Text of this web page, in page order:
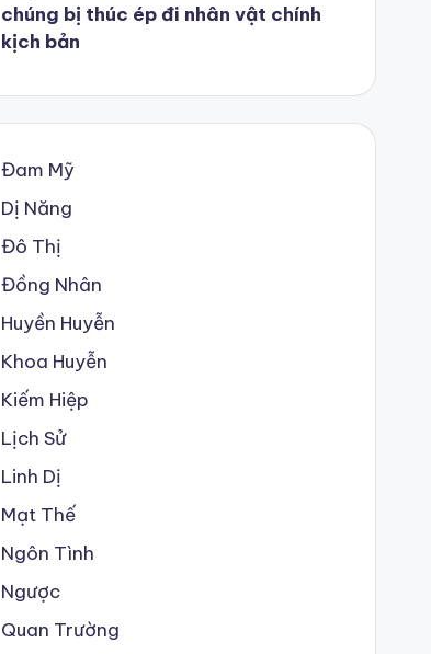
chúng bị thúc ép đi nhân vật chính
kịch bản
Đam Mỹ
Dị Năng
Đô Thị
Đồng Nhân
Huyền Huyễn
Khoa Huyễn
Kiếm Hiệp
Lịch Sử
Linh Dị
Mạt Thế
Ngôn Tình
Ngược
Quan Trường